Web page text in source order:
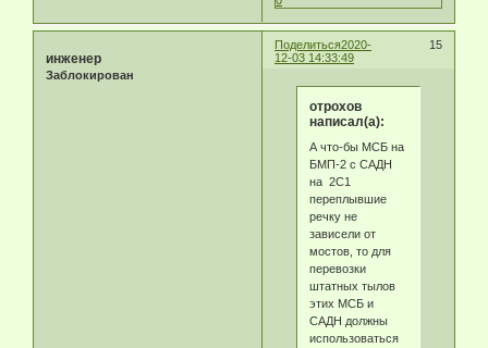
Поделиться 15
2020-
12-03 14:33:49
инженер
Заблокирован
отрохов
написал(а):
А что-бы МСБ на
БМП-2 с САДН
на 2С1
переплывшие
речку не
зависели от
мостов, то для
перевозки
штатных тылов
этих МСБ и
САДН должны
использоваться